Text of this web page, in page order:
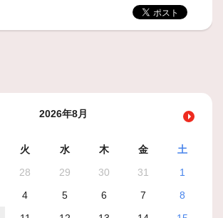
2026年8月
火 水 木 金
土
28 29 30 31
1
4 5 6 7
8